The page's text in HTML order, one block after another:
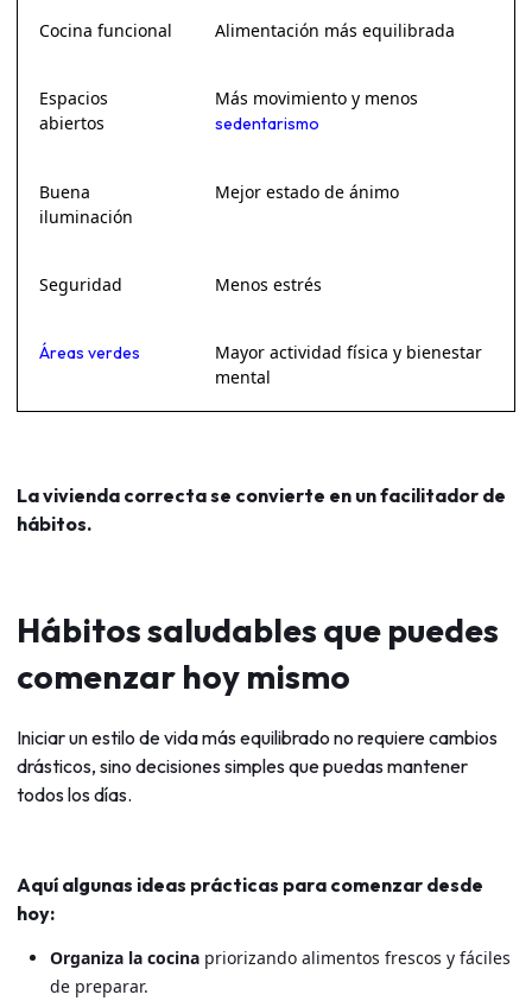
Cocina funcional Alimentación más equilibrada
Espacios
abiertos
Más movimiento y menos
sedentarismo
Buena
iluminación
Mejor estado de ánimo
Seguridad Menos estrés
Áreas verdes
Mayor actividad física y bienestar
mental
La vivienda correcta se convierte en un facilitador de
hábitos.
Hábitos saludables que puedes
comenzar hoy mismo
Iniciar un estilo de vida más equilibrado no requiere cambios
drásticos, sino decisiones simples que puedas mantener
todos los días.
Aquí algunas ideas prácticas para comenzar desde
hoy:
Organiza la cocina priorizando alimentos frescos y fáciles
de preparar.